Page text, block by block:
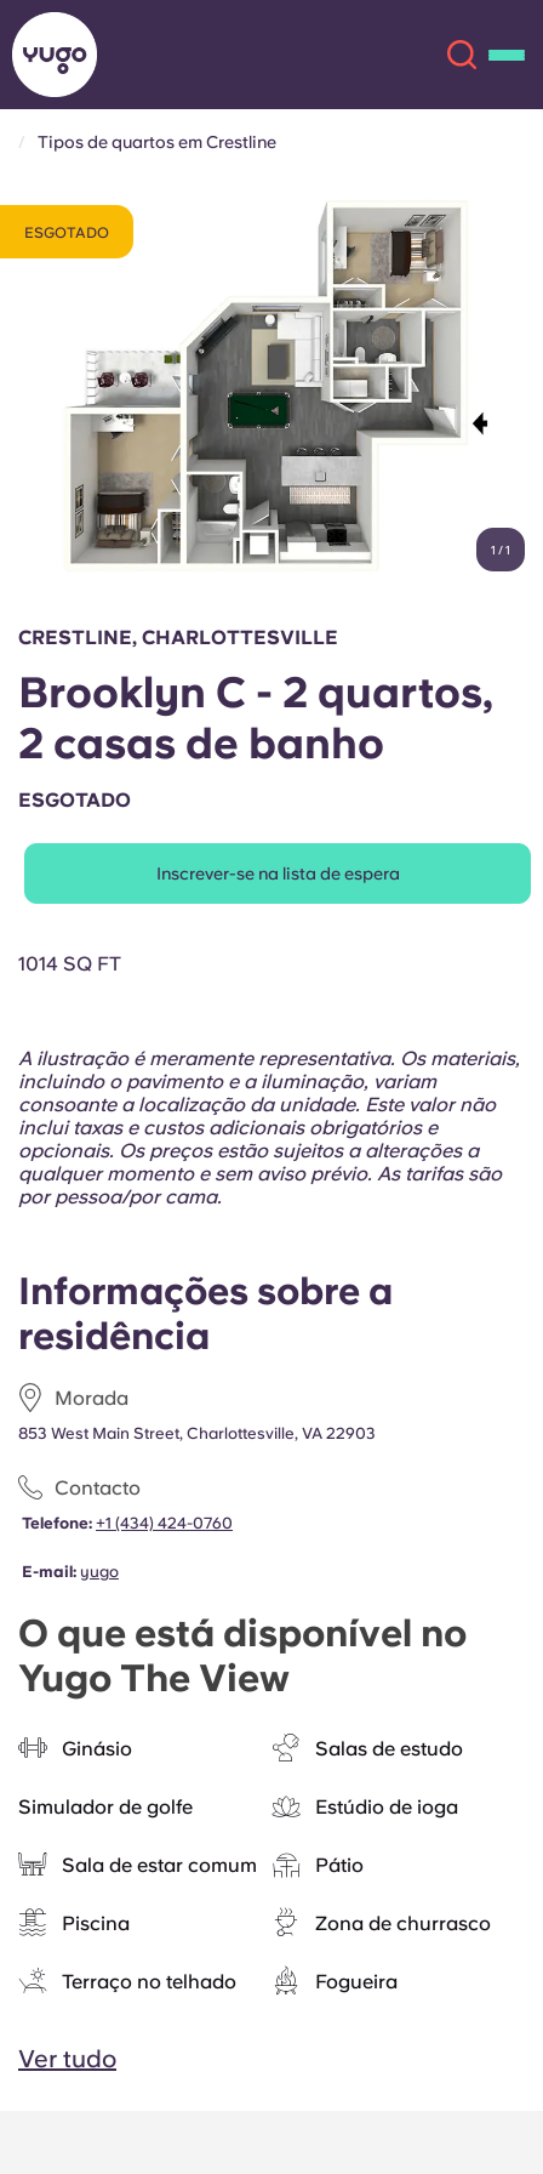
Localizações
Conta
English (GB)
Chinese
Español
Portuguese
Selecione um país
Iniciar sessão
Chinese Español
Català Deutsch
Italian French
Portuguese
Tipos de quartos em Crestline
ESGOTADO
1 /1
Informações sobre a
residência
Morada
853 West Main Street, Charlottesville, VA 22903
Contacto
Telefone: +1 (434) 424-0760
E-mail: yugo
O que está disponível no
Yugo The View
Ginásio Salas de estudo
Simulador de golfe Estúdio de ioga
Sala de estar comum Pátio
Piscina Zona de churrasco
Terraço no telhado Fogueira
Ver tudo
CRESTLINE, CHARLOTTESVILLE
Brooklyn C - 2 quartos,
2 casas de banho
ESGOTADO
Inscrever-se na lista de espera
1014 SQ FT
A ilustração é meramente representativa. Os materiais,
incluindo o pavimento e a iluminação, variam
consoante a localização da unidade. Este valor não
inclui taxas e custos adicionais obrigatórios e
opcionais. Os preços estão sujeitos a alterações a
qualquer momento e sem aviso prévio. As tarifas são
por pessoa/por cama.